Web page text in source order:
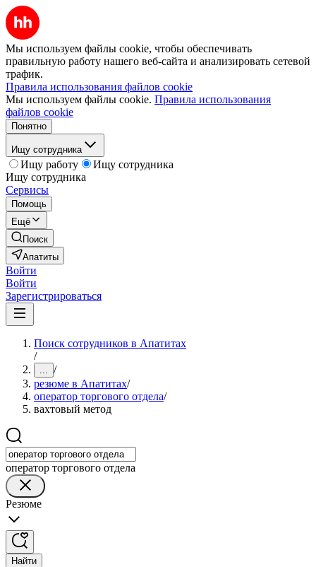
Мы используем файлы cookie, чтобы обеспечивать
правильную работу нашего веб-сайта и анализировать сетевой
трафик.
Правила использования файлов cookie
Мы используем файлы cookie. Правила использования
файлов cookie
Понятно
Ищу сотрудника
Ищу работу
Ищу сотрудника
Ищу сотрудника
Сервисы
Помощь
Ещё
Поиск
Апатиты
Войти
Войти
Зарегистрироваться
Поиск сотрудников в Апатитах
/
... /
резюме в Апатитах/
оператор торгового отдела/
вахтовый метод
оператор торгового отдела
Резюме
Найти